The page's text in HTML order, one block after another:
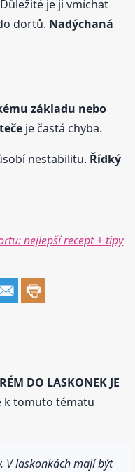
je ji vmíchat
dortů. Nadýchaná
základu nebo
teče je častá chyba.
nestabilitu. Řídký
nejlepší recept + tipy
DO LASKONEK JE
k tomuto tématu
V laskonkách mají být